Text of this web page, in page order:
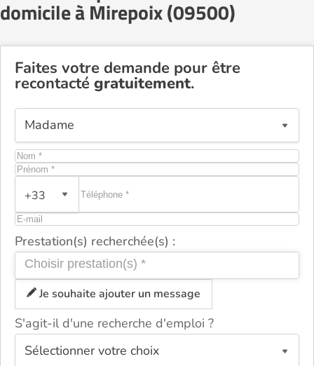
domicile à Mirepoix (09500)
Faites votre demande pour être
recontacté gratuitement.
+33
Prestation(s) recherchée(s) :
Je souhaite ajouter un message
S'agit-il d'une recherche d'emploi ?
ou